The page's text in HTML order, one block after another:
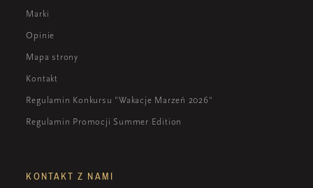
Marki
Opinie
Mapa strony
Kontakt
Regulamin Konkursu "Wakacje Marzeń 2026"
Regulamin Promocji Summer Edition
KONTAKT Z NAMI